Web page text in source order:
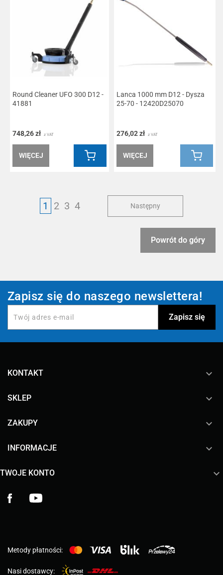
Round Cleaner UFO 300 D12 -
41881
748,26 zł z VAT
WIĘCEJ
Lanca 1000 mm D12 - Dysza
25-70 - 12420D25070
276,02 zł z VAT
WIĘCEJ
1 2 3 4 Następny
Powrót do góry
Zapisz się do naszego newslettera!
KONTAKT keyboard_arrow_down
SKLEP 
ZAKUPY 
INFORMACJE 
TWOJE KONTO 
Facebook
Metody płatności:
Nasi dostawcy: